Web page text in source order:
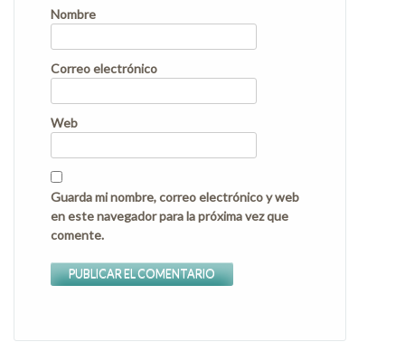
Nombre
Correo electrónico
Web
Guarda mi nombre, correo electrónico y web
en este navegador para la próxima vez que
comente.